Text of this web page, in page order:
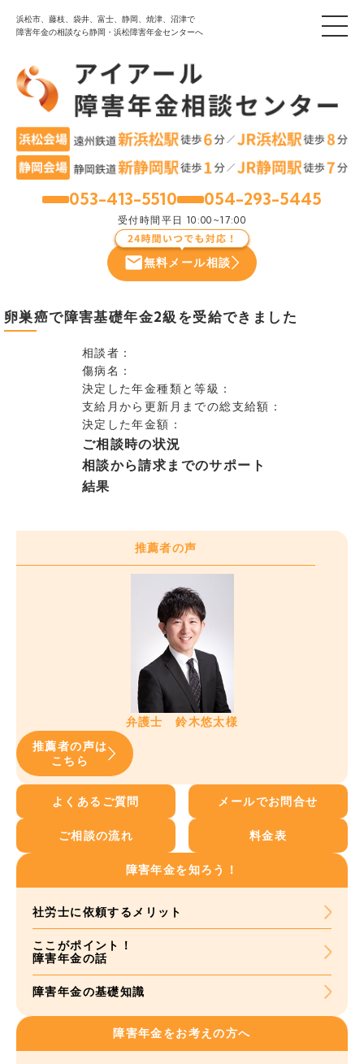
浜松市、藤枝、袋井、富士、静岡、焼津、沼津で
障害年金の相談なら静岡・浜松障害年金センターへ
053-413-5510 054-293-5445
受付時間 平日 10:00~17:00
無料メール相談
卵巣癌で障害基礎年金2級を受給できました
相談者：
傷病名：
決定した年金種類と等級：
支給月から更新月までの総支給額：
決定した年金額：
ご相談時の状況
相談から請求までのサポート
結果
推薦者の声
弁護士 鈴木悠太様
推薦者の声は
こちら
よくあるご質問 メールでお問合せ
ご相談の流れ 料金表
障害年金を知ろう！
社労士に依頼するメリット
ここがポイント！
障害年金の話
障害年金の基礎知識
障害年金をお考えの方へ